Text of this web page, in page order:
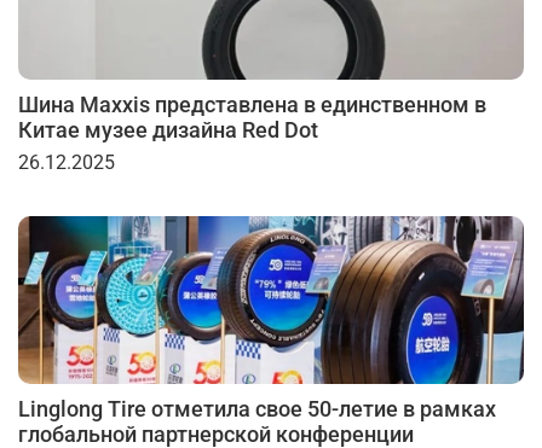
Шина Maxxis представлена в единственном в
Китае музее дизайна Red Dot
26.12.2025
Linglong Tire отметила свое 50-летие в рамках
глобальной партнерской конференции